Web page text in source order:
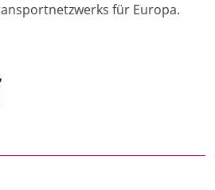
für Europa.